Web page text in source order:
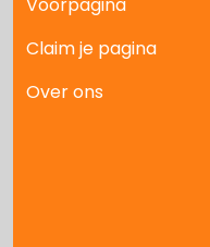
Claim je pagina
Over ons